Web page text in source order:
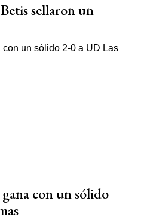
sellaron un
con un sólido